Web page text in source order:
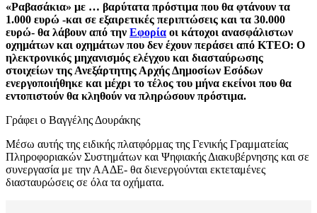
«Ραβασάκια» με … βαρύτατα πρόστιμα που θα φτάνουν τα
1.000 ευρώ -και σε εξαιρετικές περιπτώσεις και τα 30.000
ευρώ- θα λάβουν από την Εφορία οι κάτοχοι ανασφάλιστων
οχημάτων και οχημάτων που δεν έχουν περάσει από ΚΤΕΟ: Ο
ηλεκτρονικός μηχανισμός ελέγχου και διασταύρωσης
στοιχείων της Ανεξάρτητης Αρχής Δημοσίων Εσόδων
ενεργοποιήθηκε και μέχρι το τέλος του μήνα εκείνοι που θα
εντοπιστούν θα κληθούν να πληρώσουν πρόστιμα.
Γράφει ο Βαγγέλης Δουράκης
Μέσω αυτής της ειδικής πλατφόρμας της Γενικής Γραμματείας
Πληροφοριακών Συστημάτων και Ψηφιακής Διακυβέρνησης και σε
συνεργασία με την ΑΑΔΕ- θα διενεργούνται εκτεταμένες
διασταυρώσεις σε όλα τα οχήματα.